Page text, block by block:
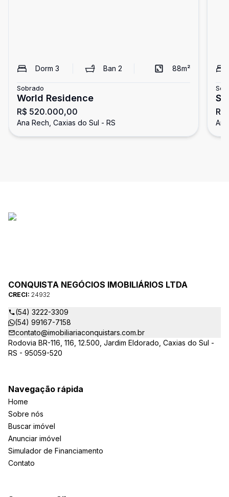
Dorm 3 Ban2 88m²
Sobrado
World Residence
R$ 520.000,00
Ana Rech, Caxias do Sul - RS
CONQUISTA NEGÓCIOS IMOBILIÁRIOS LTDA
CRECI: 24932
(54) 3222-3309
(54) 99167-7158
contato@imobiliariaconquistars.com.br
Rodovia BR-116, 116, 12.500, Jardim Eldorado, Caxias do Sul -
RS - 95059-520
Navegação rápida
Home
Sobre nós
Buscar imóvel
Anunciar imóvel
Simulador de Financiamento
Contato